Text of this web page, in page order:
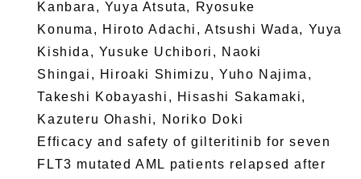
Kanbara, Yuya Atsuta, Ryosuke
Konuma, Hiroto Adachi, Atsushi Wada, Yuya
Kishida, Yusuke Uchibori, Naoki
Shingai, Hiroaki Shimizu, Yuho Najima,
Takeshi Kobayashi, Hisashi Sakamaki,
Kazuteru Ohashi, Noriko Doki
Efficacy and safety of gilteritinib for seven
FLT3 mutated AML patients relapsed after